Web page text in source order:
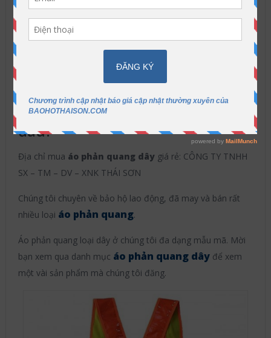
rẻ
2016-08-24
Mua áo phản quang dây giá rẻ ở
đâu?
Địa chỉ mua áo phản quang dâygiá rẻ: CÔNG TY TNHH
SX – TM – DV – XNK THÁI SƠN
Chúng tôi chuyên về bảo hộ lao động, đã may và bán rất
nhiều loại áo phản quang.
Áo phản quang loại dây ở chúng tôi đa dạng mẫu mã. Mời
bạn xem qua danh mục áo phản quang dây để xem
một vài sản phẩm mà chúng tôi đăng.